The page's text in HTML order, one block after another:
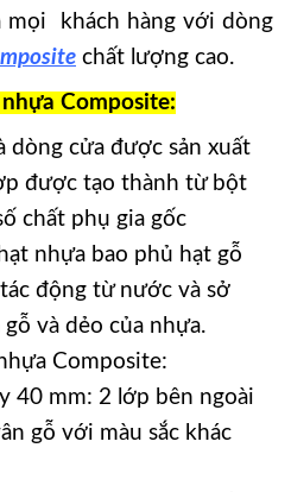
mọi khách hàng với dòng
chất lượng cao.
Composite:
dòng cửa được sản xuất
được tạo thành từ bột
chất phụ gia gốc
nhựa bao phủ hạt gỗ
động từ nước và sở
và dẻo của nhựa.
Composite:
40 mm: 2 lớp bên ngoài
gỗ với màu sắc khác